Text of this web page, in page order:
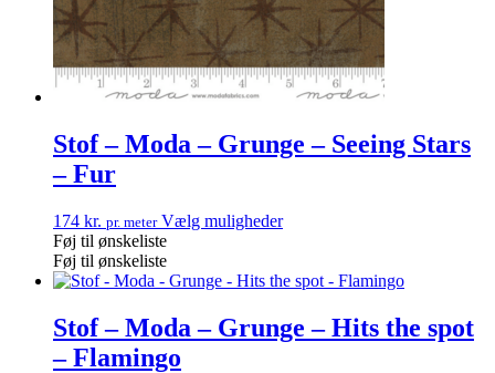
Stof – Moda – Grunge – Seeing Stars
– Fur
174 kr. pr. meter Vælg muligheder
Føj til ønskeliste
Føj til ønskeliste
Stof – Moda – Grunge – Hits the spot
– Flamingo